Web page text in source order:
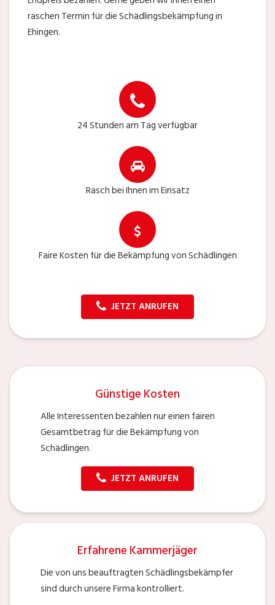
raschen Termin für die Schädlingsbekämpfung in
Ehingen.
24 Stunden am Tag verfügbar
Rasch bei Ihnen im Einsatz
Faire Kosten für die Bekämpfung von Schädlingen
JETZT ANRUFEN
Günstige Kosten
Alle Interessenten bezahlen nur einen fairen
Gesamtbetrag für die Bekämpfung von
Schädlingen.
JETZT ANRUFEN
Erfahrene Kammerjäger
Die von uns beauftragten Schädlingsbekämpfer
sind durch unsere Firma kontrolliert.